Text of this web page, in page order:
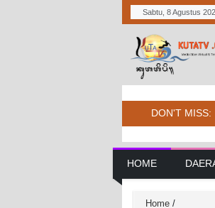
Sabtu, 8 Agustus
DON'T MISS:
Main
HOME
Home /